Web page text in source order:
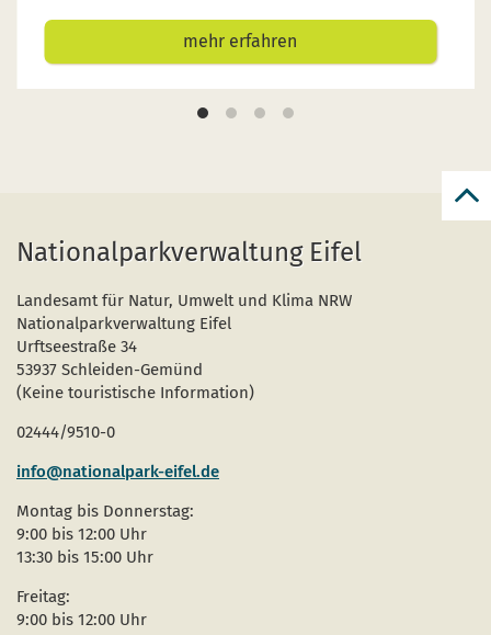
mehr erfahren
Nationalparkverwaltung Eifel
Landesamt für Natur, Umwelt und Klima NRW
Nationalparkverwaltung Eifel
Urftseestraße 34
53937 Schleiden-Gemünd
(Keine touristische Information)
02444/9510-0
info@nationalpark-eifel.de
Montag bis Donnerstag:
9:00 bis 12:00 Uhr
13:30 bis 15:00 Uhr
Freitag:
9:00 bis 12:00 Uhr